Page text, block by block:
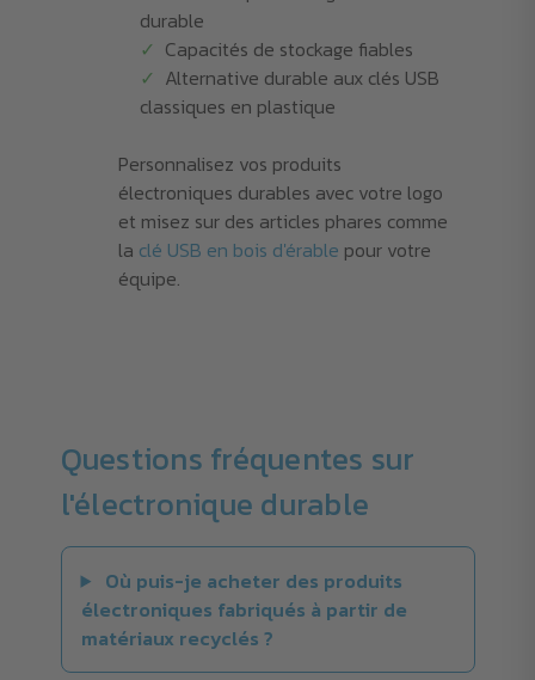
durable
Capacités de stockage fiables
Alternative durable aux clés USB
classiques en plastique
Personnalisez vos produits
électroniques durables avec votre logo
et misez sur des articles phares comme
la clé USB en bois d'érable pour votre
équipe.
Questions fréquentes sur
l'électronique durable
Où puis-je acheter des produits
électroniques fabriqués à partir de
matériaux recyclés ?